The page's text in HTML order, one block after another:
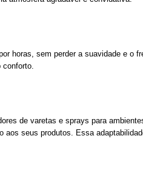
horas, sem perder a suavidade e o
conforto.
de varetas e sprays para
aos seus produtos. Essa